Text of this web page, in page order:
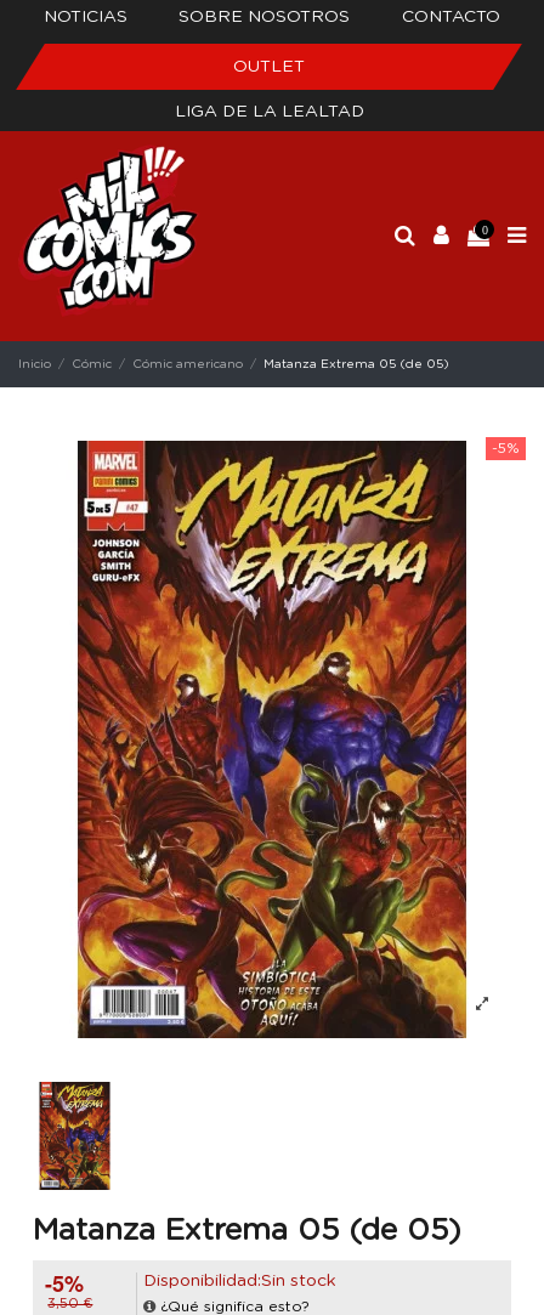
NOTICIAS SOBRE NOSOTROS CONTACTO
OUTLET
LIGA DE LA LEALTAD
0
Inicio Cómic Cómic americano Matanza Extrema 05 (de 05)
-5%
Matanza Extrema 05 (de 05)
-5%
3,50 €
Disponibilidad:Sin stock
¿Qué significa esto?